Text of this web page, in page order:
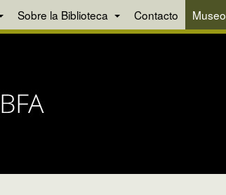
Sobre la Biblioteca Contacto Museo